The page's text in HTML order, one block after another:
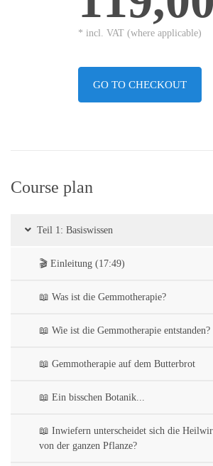
* incl. VAT (where applicable)
GO TO CHECKOUT
Course plan
Teil 1: Basiswissen
🎬 Einleitung (17:49)
📖 Was ist die Gemmotherapie?
📖 Wie ist die Gemmotherapie entstanden?
📖 Gemmotherapie auf dem Butterbrot
📖 Ein bisschen Botanik...
📖 Inwiefern unterscheidet sich die
von der ganzen Pflanze?